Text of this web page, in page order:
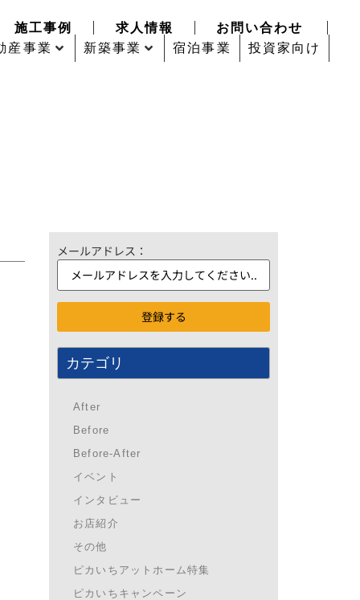
施工事例 求人情報
お問い合わせ
産事業
新築事業 宿泊事業 投資家向け
メールアドレス：
カテゴリ
After
Before
Before-After
イベント
インタビュー
お店紹介
その他
ピカいちアットホーム特集
ピカいちキャンペーン